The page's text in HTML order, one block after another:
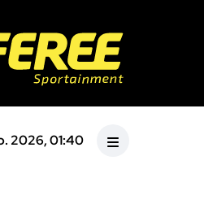
2026, 01:40